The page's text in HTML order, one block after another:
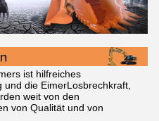
ist hilfreiches
und die EimerLosbrechkraft,
weit von den
von Qualität und von